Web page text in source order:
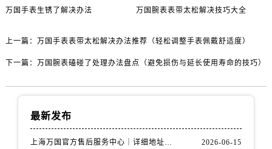
万国手表生锈了解决办法
万国腕表表带太松解决技巧大全
上一篇： 万国手表表带太松解决办法推荐（轻松调整手表佩戴舒适度）
下一篇： 万国腕表磕碰了处理办法盘点（避免损伤与延长使用寿命的技巧）
最新发布
上海万国官方售后服务中心｜详细地址与售后电话权威信息公示（2026年6月最新） 2026-06-15